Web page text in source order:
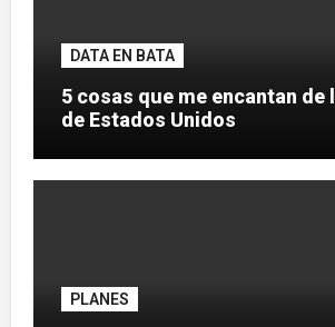
DATA EN BATA
5 cosas que me encantan de
de Estados Unidos
PLANES